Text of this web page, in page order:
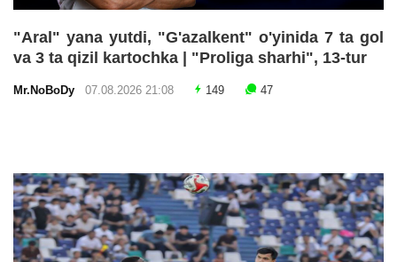
"Aral" yana yutdi, "G'azalkent" o'yinida 7 ta gol
va 3 ta qizil kartochka | "Proliga sharhi", 13-tur
Mr.NoBoDy 07.08.2026 21:08 149 47